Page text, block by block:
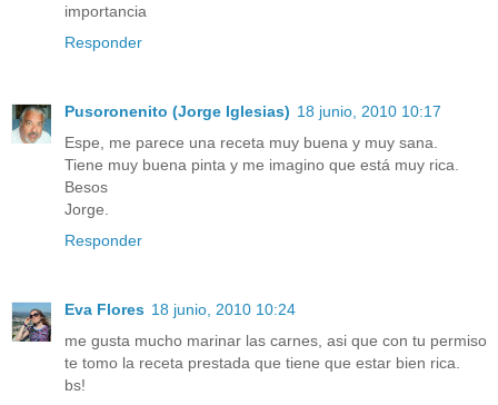
importancia
Responder
Pusoronenito (Jorge Iglesias) 18 junio, 2010 10:17
Espe, me parece una receta muy buena y muy sana.
Tiene muy buena pinta y me imagino que está muy rica.
Besos
Jorge.
Responder
Eva Flores 18 junio, 2010 10:24
me gusta mucho marinar las carnes, asi que con tu permiso
te tomo la receta prestada que tiene que estar bien rica.
bs!